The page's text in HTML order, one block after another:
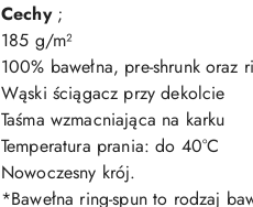
Cechy ;
185 g/m²
100% bawełna, pre-shrunk oraz
Wąski ściągacz przy dekolcie
Taśma wzmacniająca na karku
Temperatura prania: do 40°C
Nowoczesny krój.
*Bawełna ring-spun to rodzaj